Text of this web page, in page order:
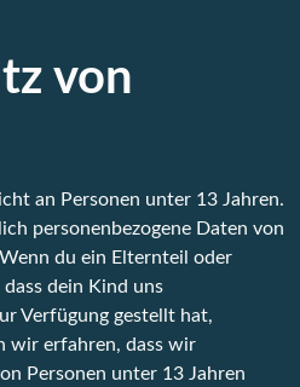
von
an Personen unter 13 Jahren.
personenbezogene Daten von
du ein Elternteil oder
dein Kind uns
Verfügung gestellt hat,
wir erfahren, dass wir
Personen unter 13 Jahren